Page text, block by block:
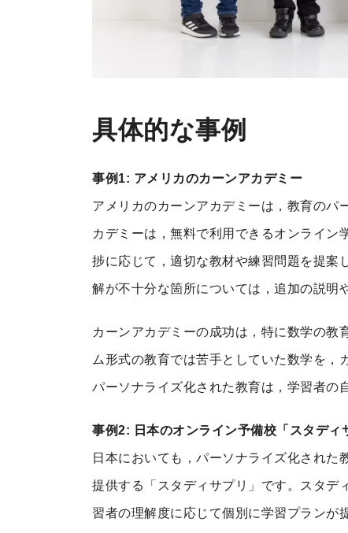
具体的な事例
事例1: アメリカのカーンアカデミー
アメリカのカーンアカデミーは，教育のパ
カデミーは，無料で利用できるオンライン
捗に応じて，適切な教材や練習問題を提案
解が不十分な箇所については，追加の説明
カーンアカデミーの成功は，特に数学の教
ム形式の教育では苦手としていた数学を，
パーソナライズ化された教育は，学習者の
事例2: 日本のオンライン予備校「スタディ
日本においても，パーソナライズ化され
提供する「スタディサプリ」です。スタデ
習者の理解度に応じて個別に学習プランが